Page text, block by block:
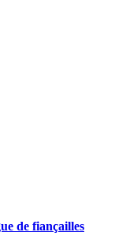
de fiançailles